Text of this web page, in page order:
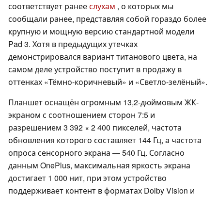
соответствует ранееслухам , о которых мы
сообщали ранее, представляя собой гораздо более
крупную и мощную версию стандартной модели
Pad 3. Хотя в предыдущих утечках
демонстрировался вариант титанового цвета, на
самом деле устройство поступит в продажу в
оттенках «Тёмно-коричневый» и «Светло-зелёный».
Планшет оснащён огромным 13,2-дюймовым ЖК-
экраном с соотношением сторон 7:5 и
разрешением 3 392 × 2 400 пикселей, частота
обновления которого составляет 144 Гц, а частота
опроса сенсорного экрана — 540 Гц. Согласно
данным OnePlus, максимальная яркость экрана
достигает 1 000 нит, при этом устройство
поддерживает контент в форматах Dolby Vision и